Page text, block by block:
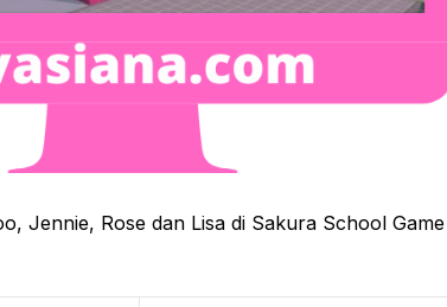
Jennie, Rose dan Lisa di Sakura School